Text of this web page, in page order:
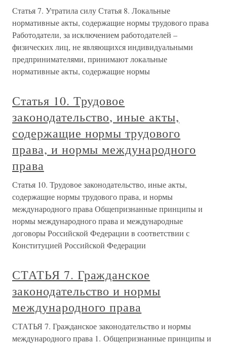
Статья 7. Утратила силу Статья 8. Локальные
нормативные акты, содержащие нормы трудового права
Работодатели, за исключением работодателей –
физических лиц, не являющихся индивидуальными
предпринимателями, принимают локальные
нормативные акты, содержащие нормы
Статья 10. Трудовое
законодательство, иные акты,
содержащие нормы трудового
права, и нормы международного
права
Статья 10. Трудовое законодательство, иные акты,
содержащие нормы трудового права, и нормы
международного права Общепризнанные принципы и
нормы международного права и международные
договоры Российской Федерации в соответствии с
Конституцией Российской Федерации
СТАТЬЯ 7. Гражданское
законодательство и нормы
международного права
СТАТЬЯ 7. Гражданское законодательство и нормы
международного права 1. Общепризнанные принципы и